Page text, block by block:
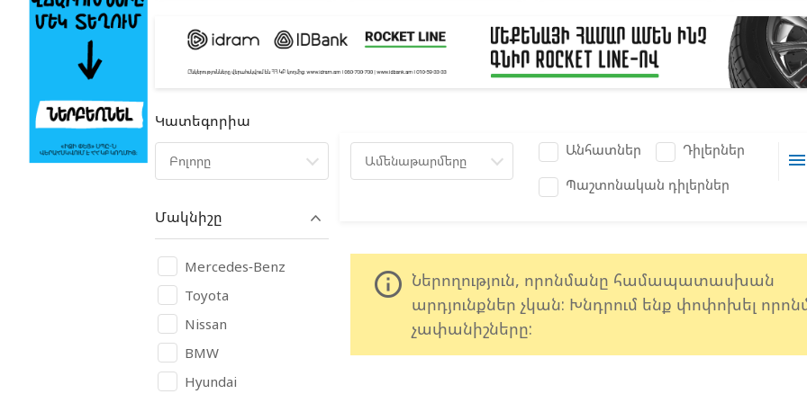
Կատեգորիա
Բոլորը
Մակնիշը
Mercedes-Benz
Toyota
Nissan
BMW
Hyundai
Ամենաթարմերը
Անհատներ
Դիլերներ
Պաշտոնական դիլերներ
menu
info_outline Ներողություն, որոնմանը համապատասխան
արդյունքներ չկան: Խնդրում ենք փոփոխել
չափանիշները: